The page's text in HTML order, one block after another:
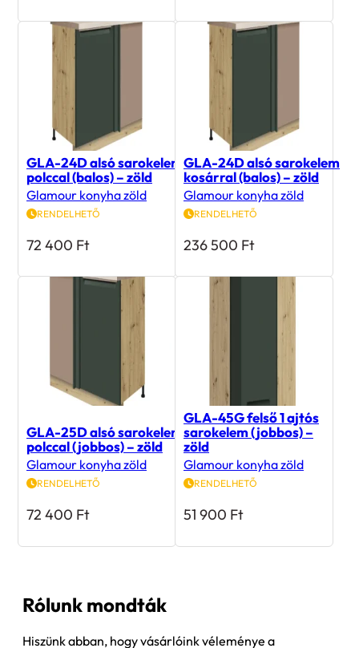
GLA-24D alsó sarokelem
polccal (balos) – zöld
Glamour konyha zöld
RENDELHETŐ
72 400 Ft
GLA-24D alsó sarokelem
kosárral (balos) – zöld
Glamour konyha zöld
RENDELHETŐ
236 500 Ft
GLA-25D alsó sarokelem
polccal (jobbos) – zöld
Glamour konyha zöld
RENDELHETŐ
72 400 Ft
GLA-45G felső 1 ajtós
sarokelem (jobbos) –
zöld
Glamour konyha zöld
RENDELHETŐ
51 900 Ft
Rólunk mondták
Hiszünk abban, hogy vásárlóink véleménye a